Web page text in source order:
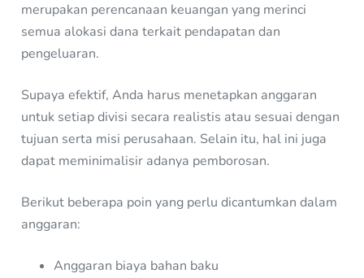
merupakan perencanaan keuangan yang merinci
semua alokasi dana terkait pendapatan dan
pengeluaran.
Supaya efektif, Anda harus menetapkan anggaran
untuk setiap divisi secara realistis atau sesuai dengan
tujuan serta misi perusahaan. Selain itu, hal ini juga
dapat meminimalisir adanya pemborosan.
Berikut beberapa poin yang perlu dicantumkan dalam
anggaran:
Anggaran biaya bahan baku